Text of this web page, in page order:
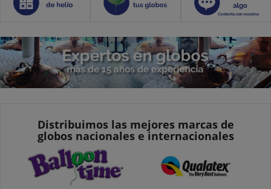
Distribuimos las mejores marcas de
globos nacionales e internacionales